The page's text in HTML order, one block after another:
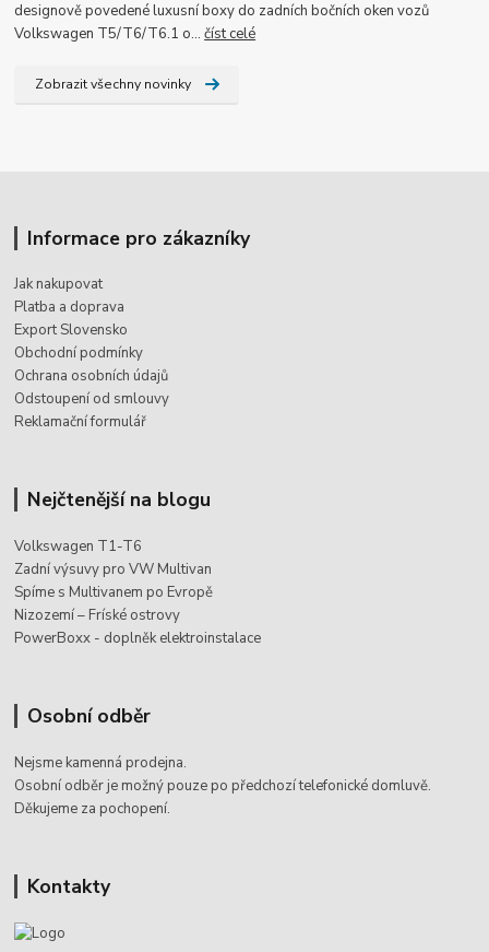
designově povedené luxusní boxy do zadních bočních oken vozů
Volkswagen T5/T6/T6.1 o...číst celé
Zobrazit všechny novinky
Informace pro zákazníky
Jak nakupovat
Platba a doprava
Export Slovensko
Obchodní podmínky
Ochrana osobních údajů
Odstoupení od smlouvy
Reklamační formulář
Nejčtenější na blogu
Volkswagen T1-T6
Zadní výsuvy pro VW Multivan
Spíme s Multivanem po Evropě
Nizozemí – Fríské ostrovy
PowerBoxx - doplněk elektroinstalace
Osobní odběr
Nejsme kamenná prodejna.
Osobní odběr je možný pouze po předchozí telefonické domluvě.
Děkujeme za pochopení.
Kontakty